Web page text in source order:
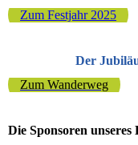
Zum Festjahr 2025
Der
Zum Wanderweg
Die Sponsoren